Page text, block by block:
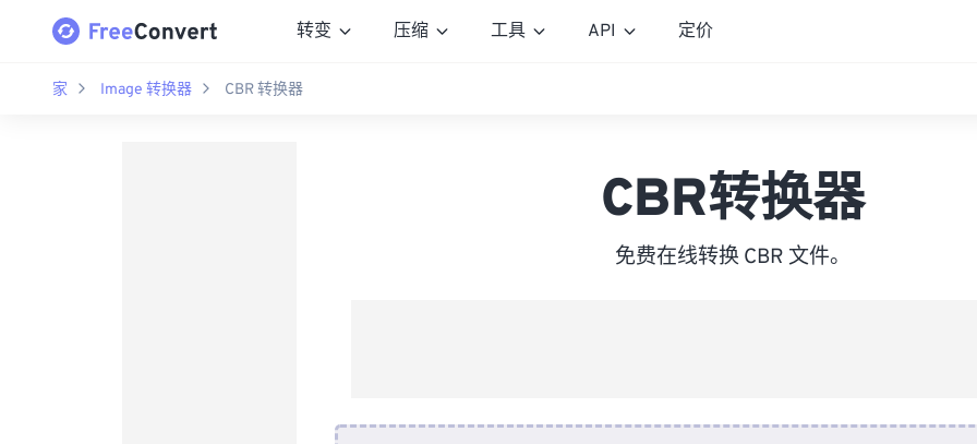
转变 压缩 工具 API 定价
家 Image 转换器 CBR 转换器
CBR转换器
免费在线转换 CBR 文件。